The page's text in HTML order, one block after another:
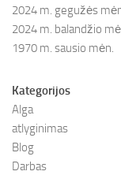
2024 m. gegužės
2024 m. balandžio
1970 m. sausio mėn.
Kategorijos
Alga
atlyginimas
Blog
Darbas